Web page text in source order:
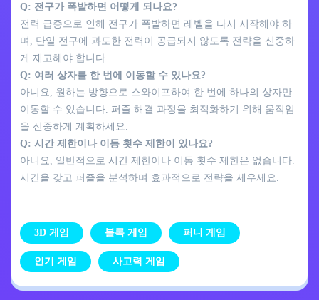
Q: 전구가 폭발하면 어떻게 되나요?
전력 급증으로 인해 전구가 폭발하면 레벨을 다시 시작해야 하
며, 단일 전구에 과도한 전력이 공급되지 않도록 전략을 신중하
게 재고해야 합니다.
Q: 여러 상자를 한 번에 이동할 수 있나요?
아니요, 원하는 방향으로 스와이프하여 한 번에 하나의 상자만
이동할 수 있습니다. 퍼즐 해결 과정을 최적화하기 위해 움직임
을 신중하게 계획하세요.
Q: 시간 제한이나 이동 횟수 제한이 있나요?
아니요, 일반적으로 시간 제한이나 이동 횟수 제한은 없습니다.
시간을 갖고 퍼즐을 분석하며 효과적으로 전략을 세우세요.
3D 게임 블록 게임 퍼니 게임
인기 게임 사고력 게임